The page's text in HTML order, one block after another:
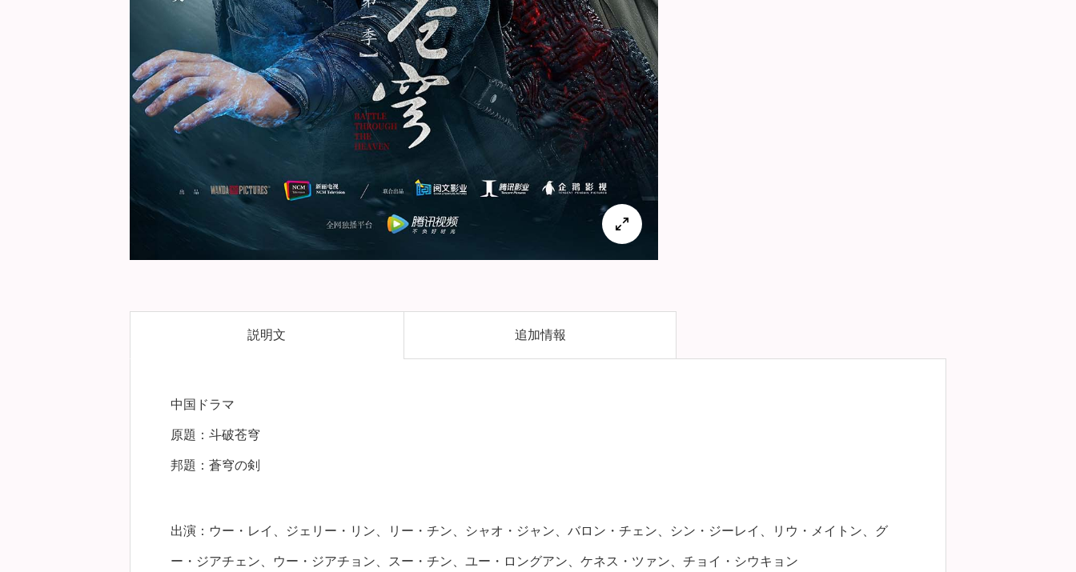

説明文 追加情報
中国ドラマ
原題：斗破苍穹
邦題：蒼穹の剣
出演：ウー・レイ、ジェリー・リン、リー・チン、シャオ・ジャン、バロン・チェン、シン・ジーレイ、リウ・メイトン、グ
ー・ジアチェン、ウー・ジアチョン、スー・チン、ユー・ロングアン、ケネス・ツァン、チョイ・シウキョン